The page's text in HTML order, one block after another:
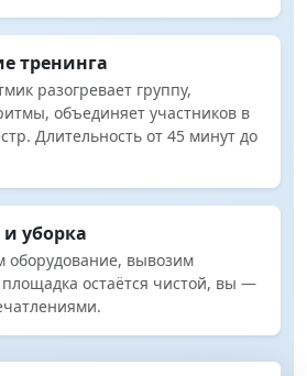
тренинга
разогревает группу,
объединяет участников в
Длительность от 45 минут до
уборка
оборудование, вывозим
остаётся чистой, вы —